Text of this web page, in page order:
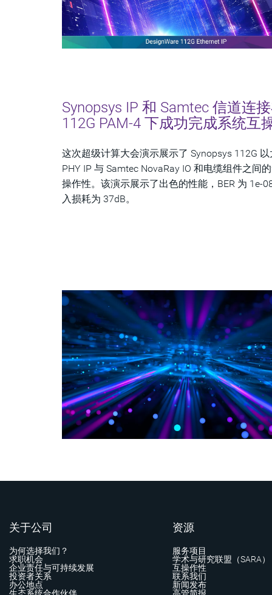
Synopsys IP 和 Samtec 信道连
112G PAM-4 下成功完成系统互
这次超级计算大会演示展示了 Synopsys 112G 以
PHY IP 与 Samtec NovaRay IO 和电缆组件之间
操作性。该演示展示了出色的性能，BER 为 1e-
入损耗为 37dB。
关于公司
为何选择我们？
求职机会
企业责任与可持续发展
投资者关系
办公地点
资源
服务项目
学术与研究联盟（SARA）
互操作性
联系我们
新闻发布